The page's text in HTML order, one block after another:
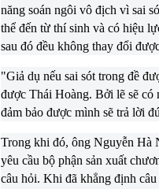
năng soán ngôi vô địch vì sai
thể đến từ thí sinh và có hiệu
sau đó đều không thay đổi
"Giả dụ nếu sai sót trong đề
được Thái Hoàng. Bởi lẽ sẽ có
đảm bảo được mình sẽ trả lời
Trong khi đó, ông Nguyễn Hà
yêu cầu bộ phận sản xuất
câu hỏi. Khi đã khẳng định